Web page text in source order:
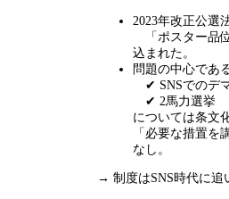
2023年改正公選
「ポスター品
込まれた。
問題の中心であ
✔ SNSでのデ
✔ 2馬力選挙
については条文
「必要な措置を
なし。
→ 制度はSNS時代に追